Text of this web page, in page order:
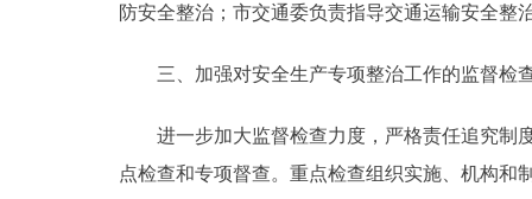
防安全整治；市交通委负责指导交通运输安全整
三、加强对安全生产专项整治工作的监督检
进一步加大监督检查力度，严格责任追究制度
点检查和专项督查。重点检查组织实施、机构